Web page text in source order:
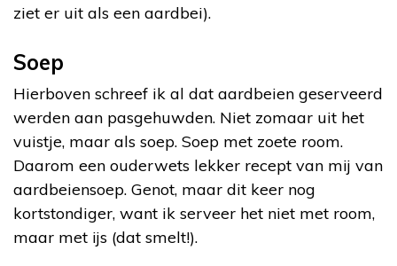
ziet er uit als een aardbei).
Soep
Hierboven schreef ik al dat aardbeien geserveerd
werden aan pasgehuwden. Niet zomaar uit het
vuistje, maar als soep. Soep met zoete room.
Daarom een ouderwets lekker recept van mij van
aardbeiensoep. Genot, maar dit keer nog
kortstondiger, want ik serveer het niet met room,
maar met ijs (dat smelt!).